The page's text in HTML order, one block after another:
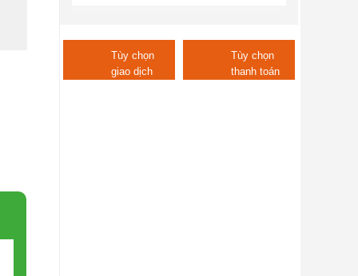
Tùy chọn
giao dịch
Tùy chọn
thanh toán